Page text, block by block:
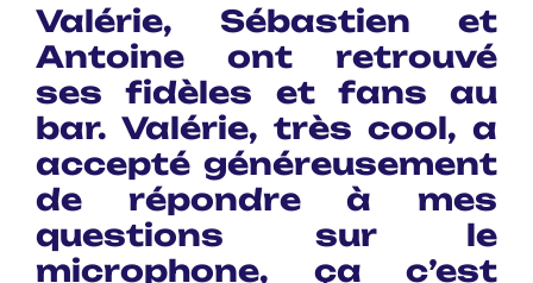
Valérie, Sébastien et
Antoine ont retrouvé
ses fidèles et fans au
bar. Valérie, très cool, a
accepté généreusement
de répondre à mes
questions sur le
microphone, ça c’est